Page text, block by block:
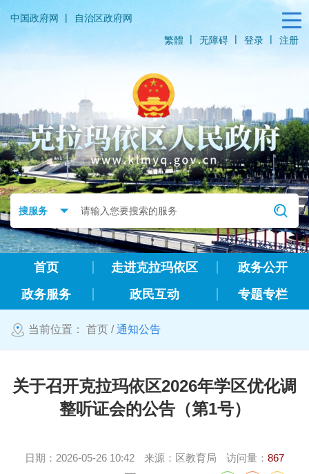
中国政府网 |
自治区政府网
繁體
| 无障碍 | 登录 | 注册
首页 走进克拉玛依区
政务公开
政务服务
政民互动 专题专栏
当前位置： 首页 /通知公告
关于召开克拉玛依区2026年学区优化调
整听证会的公告（第1号）
日期： 2026-05-26 10:42 来源： 区教育局 访问量： 867